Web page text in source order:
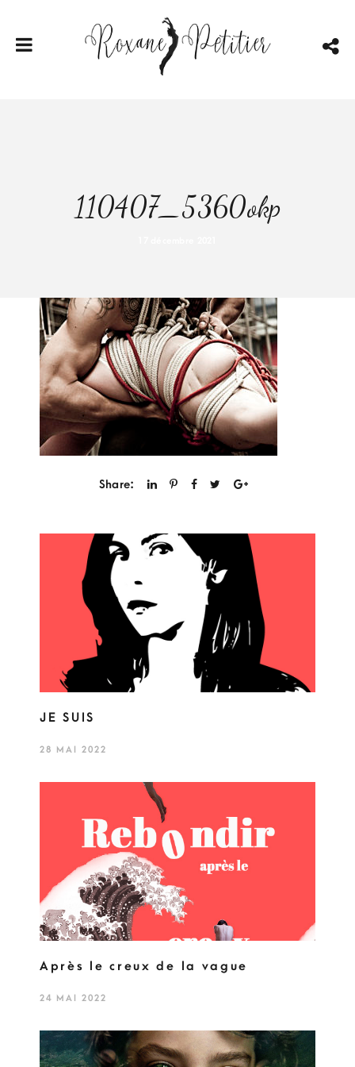
110407_5360okp
Share:
JE SUIS
28 MAI 2022
Après le creux de la vague
24 MAI 2022